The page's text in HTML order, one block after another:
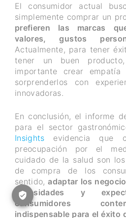
El consumidor actual
simplemente comprar un
prefieren las marcas
valores, gustos
Actualmente, para tener
tener un buen
importante crear
sorprenderlos con
innovadoras.
En conclusión, el informe
para el sector
Insights evidencia que
preocupación por el
cuidado de la salud son los
de compra de los
sentido,adaptar los
necesidades y
consumidores
indispensable para el éxito